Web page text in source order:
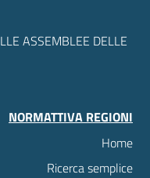
ASSEMBLEE DELLE
NORMATTIVA REGIONI
Home
Ricerca semplice